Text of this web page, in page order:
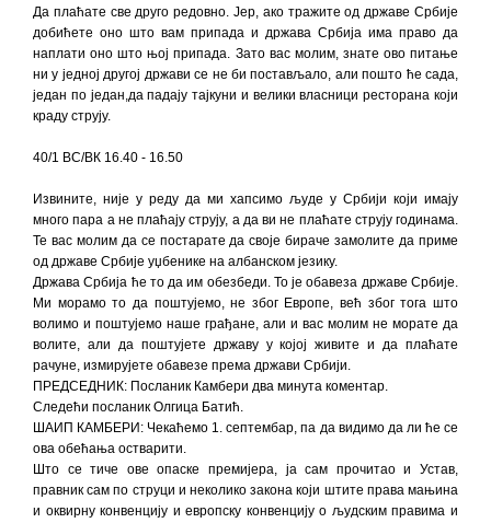
Да плаћате све друго редовно. Јер, ако тражите од државе Србије
добићете оно што вам припада и држава Србија има право да
наплати оно што њој припада. Зато вас молим, знате ово питање
ни у једној другој држави се не би постављало, али пошто ће сада,
један по један,да падају тајкуни и велики власници ресторана који
краду струју.
40/1 ВС/ВК 16.40 - 16.50
Извините, није у реду да ми хапсимо људе у Србији који имају
много пара а не плаћају струју, а да ви не плаћате струју годинама.
Те вас молим да се постарате да своје бираче замолите да приме
од државе Србије уџбенике на албанском језику.
Држава Србија ће то да им обезбеди. То је обавеза државе Србије.
Ми морамо то да поштујемо, не због Европе, већ због тога што
волимо и поштујемо наше грађане, али и вас молим не морате да
волите, али да поштујете државу у којој живите и да плаћате
рачуне, измирујете обавезе према држави Србији.
ПРЕДСЕДНИК: Посланик Камбери два минута коментар.
Следећи посланик Олгица Батић.
ШАИП КАМБЕРИ: Чекаћемо 1. септембар, па да видимо да ли ће се
ова обећања остварити.
Што се тиче ове опаске премијера, ја сам прочитао и Устав,
правник сам по струци и неколико закона који штите права мањина
и оквирну конвенцију и европску конвенцију о људским правима и